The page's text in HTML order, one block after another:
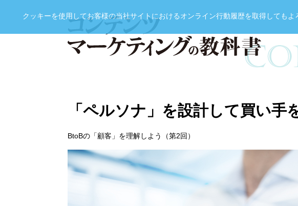
「ペルソナ」を設計して買い手
BtoBの「顧客」を理解しよう（第2回）
クッキーを使用してお客様の当社サイトにおけるオンライン行動履歴を取得しても